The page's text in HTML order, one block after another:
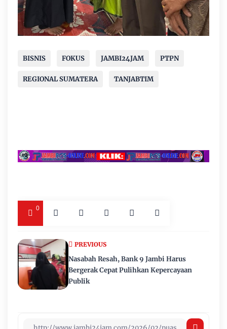
BISNIS FOKUS JAMBI24JAM PTPN
REGIONAL SUMATERA TANJABTIM
0
PREVIOUS
Nasabah Resah, Bank 9 Jambi Harus
Bergerak Cepat Pulihkan Kepercayaan
Publik